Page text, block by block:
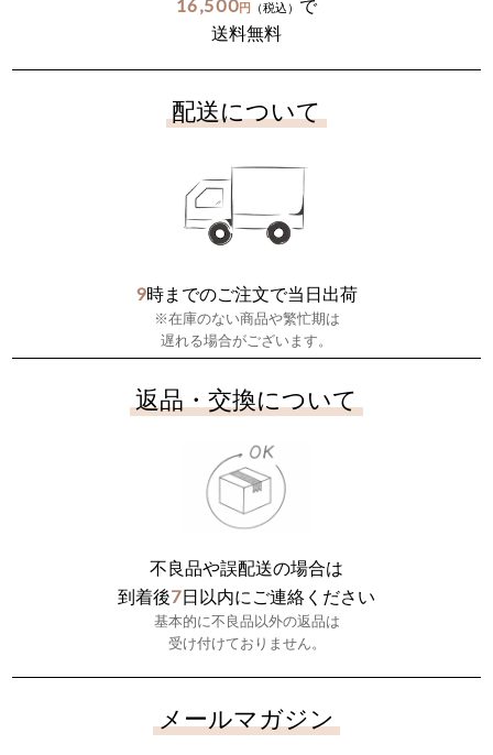
16,500円 （税込） で
送料無料
配送について
9時までのご注文で当日出荷
※在庫のない商品や繁忙期は
遅れる場合がございます。
返品・交換について
不良品や誤配送の場合は
到着後7日以内にご連絡ください
基本的に不良品以外の返品は
受け付けておりません。
メールマガジン